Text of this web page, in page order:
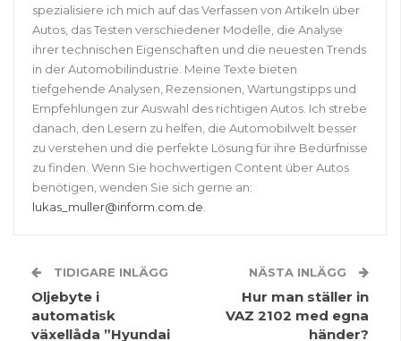
spezialisiere ich mich auf das Verfassen von Artikeln über
Autos, das Testen verschiedener Modelle, die Analyse
ihrer technischen Eigenschaften und die neuesten Trends
in der Automobilindustrie. Meine Texte bieten
tiefgehende Analysen, Rezensionen, Wartungstipps und
Empfehlungen zur Auswahl des richtigen Autos. Ich strebe
danach, den Lesern zu helfen, die Automobilwelt besser
zu verstehen und die perfekte Lösung für ihre Bedürfnisse
zu finden. Wenn Sie hochwertigen Content über Autos
benötigen, wenden Sie sich gerne an:
lukas_muller@inform.com.de
TIDIGARE INLÄGG
Oljebyte i
automatisk
växellåda ”Hyundai
NÄSTA INLÄGG
Hur man ställer in
VAZ 2102 med egna
händer?